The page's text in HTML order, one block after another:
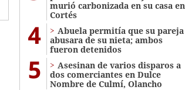
murió carbonizada en su casa en
Cortés
4
Abuela permitía que su pareja
abusara de su nieta; ambos
fueron detenidos
5
Asesinan de varios disparos a
dos comerciantes en Dulce
Nombre de Culmí, Olancho